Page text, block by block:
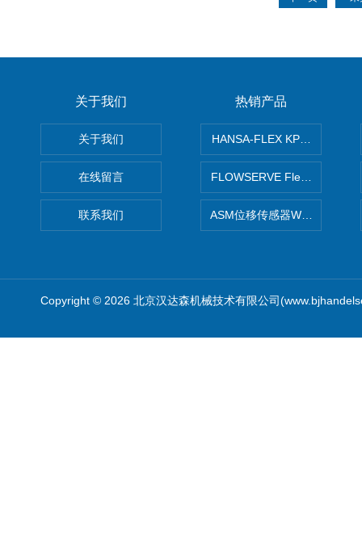
关于我们
关于我们
在线留言
联系我们
热销产品
HANSA-FLEX KP100P紧凑
FLOWSERVE Flex Wedge闸
ASM位移传感器WS10-750
Copyright © 2026 北京汉达森机械技术有限公司